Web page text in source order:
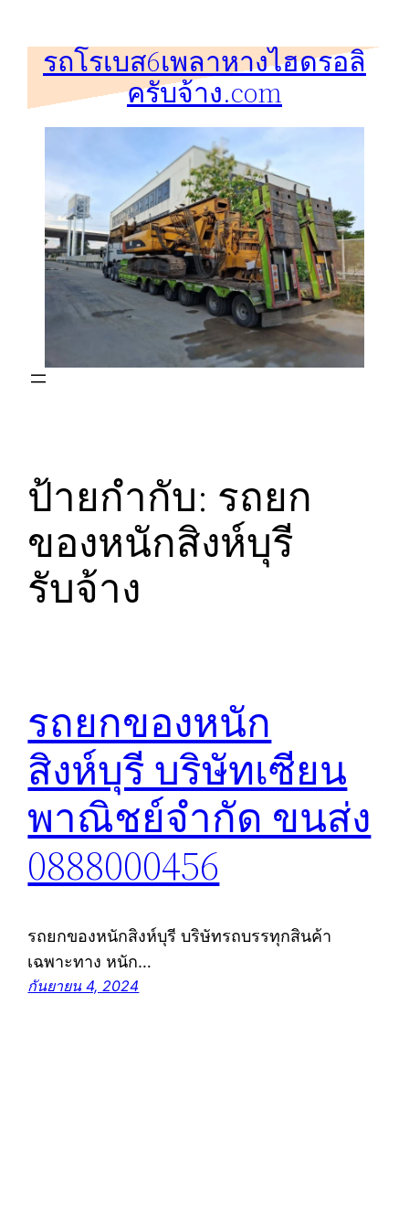
รถโรเบส6เพลาหางไฮดรอลิ
ครับจ้าง.com
ป้ายกำกับ: รถยก
ของหนักสิงห์บุรี
รับจ้าง
รถยกของหนัก
สิงห์บุรี บริษัทเซียน
พาณิชย์จำกัด ขนส่ง
0888000456
รถยกของหนักสิงห์บุรี บริษัทรถบรรทุกสินค้า
เฉพาะทาง หนัก…
กันยายน 4, 2024